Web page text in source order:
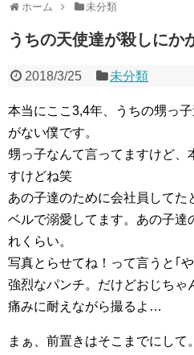
ホーム 未分類
うちの天使達が殺しにか
2018/3/25 未分類
本当にここ3,4年、うちの甥っ
がない僕です。
甥っ子なんて言ってますけど、
すけどね笑
あの子達のために会社員してた
ベルで溺愛してます。あの子達
れくらい。
写真とらせてね！って言うと｢
強烈なパンチ。だけどおじち
痛みに耐えながら撮るよ…
まぁ、前置きはそこまでにして。